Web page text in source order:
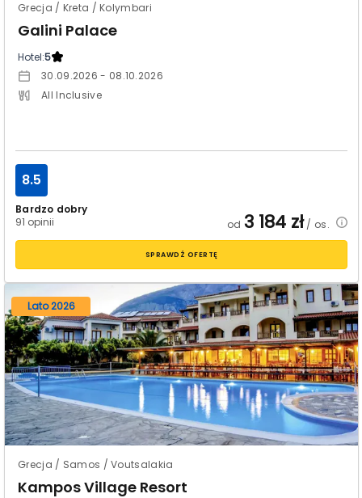
Grecja / Kreta / Kolymbari
Galini Palace
Hotel:5
30.09.2026 - 08.10.2026
All Inclusive
Bardzo dobry
91 opinii
8.5
od 3 184 zł/ os.
SPRAWDŹ OFERTĘ
Lato 2026
Grecja / Samos / Voutsalakia
Kampos Village Resort